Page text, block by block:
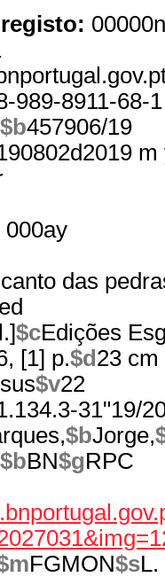
989-8911-68-1
$b457906/19
000ay
das
$cEdições
[1] p.$d 23 cm
$v22
31"19/
$bJorge,
$bBN$gRPC
FGMON$sL.